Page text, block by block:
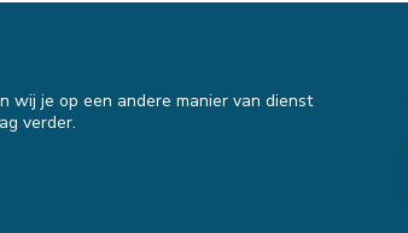
wij je op een andere manier van dienst
verder.